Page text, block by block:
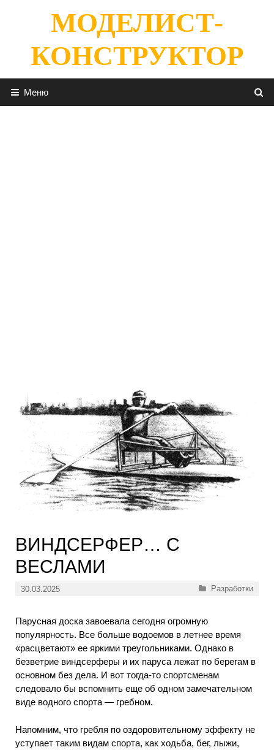
содержимомуМОДЕЛИСТ-
КОНСТРУКТОР
Меню
ВИНДСЕРФЕР… С
ВЕСЛАМИ
30.03.2025 Рубрики
Разработки
Парусная доска завоевала сегодня огромную
популярность. Все больше водоемов в летнее время
«расцветают» ее яркими треугольниками. Однако в
безветрие виндсерферы и их паруса лежат по берегам в
основном без дела. И вот тогда-то спортсменам
следовало бы вспомнить еще об одном замечательном
виде водного спорта — гребном.
Напомним, что гребля по оздоровительному эффекту не
уступает таким видам спорта, как ходьба, бег, лыжи,